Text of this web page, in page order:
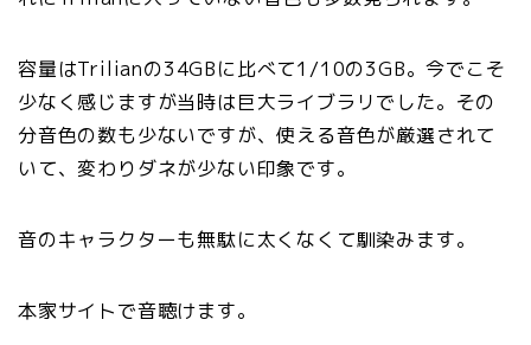
容量はTrilianの34GBに比べて1/10の3GB。今でこそ
少なく感じますが当時は巨大ライブラリでした。その
分音色の数も少ないですが、使える音色が厳選されて
いて、変わりダネが少ない印象です。
音のキャラクターも無駄に太くなくて馴染みます。
本家サイトで音聴けます。